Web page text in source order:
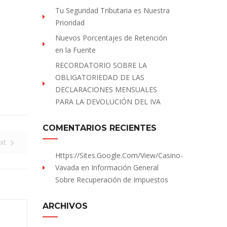
Tu Seguridad Tributaria es Nuestra
Prioridad
Nuevos Porcentajes de Retención
en la Fuente
RECORDATORIO SOBRE LA
OBLIGATORIEDAD DE LAS
DECLARACIONES MENSUALES
PARA LA DEVOLUCIÓN DEL IVA
COMENTARIOS RECIENTES
Https://sites.Google.com/view/Casino-
Vavada en Información General
Sobre Recuperación de Impuestos
ARCHIVOS